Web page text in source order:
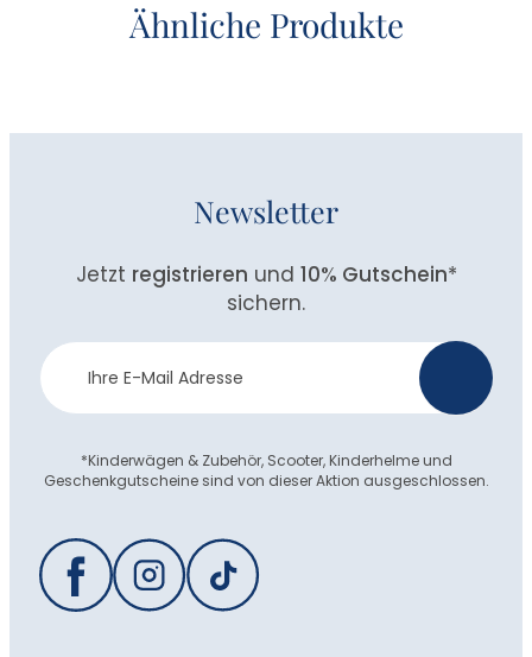
Ähnliche Produkte
Newsletter
Jetzt registrieren und 10% Gutschein*
sichern.
Newsletter
Anmeldung
*Kinderwägen & Zubehör, Scooter, Kinderhelme und
Geschenkgutscheine sind von dieser Aktion ausgeschlossen.